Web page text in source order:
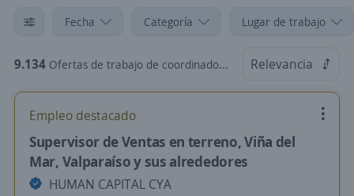
Fecha Categoría Lugar de trabajo
9.134 Ofertas de trabajo de coordinador en Chile Relevancia
Empleo destacado
Supervisor de Ventas en terreno, Viña del
Mar, Valparaíso y sus alrededores
HUMAN CAPITAL CYA